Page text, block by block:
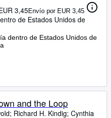
3,45Envío por EUR 3,45
de Estados Unidos de
dentro de Estados Unidos de
and the Loop
; Richard H. Kindig; Cynthia